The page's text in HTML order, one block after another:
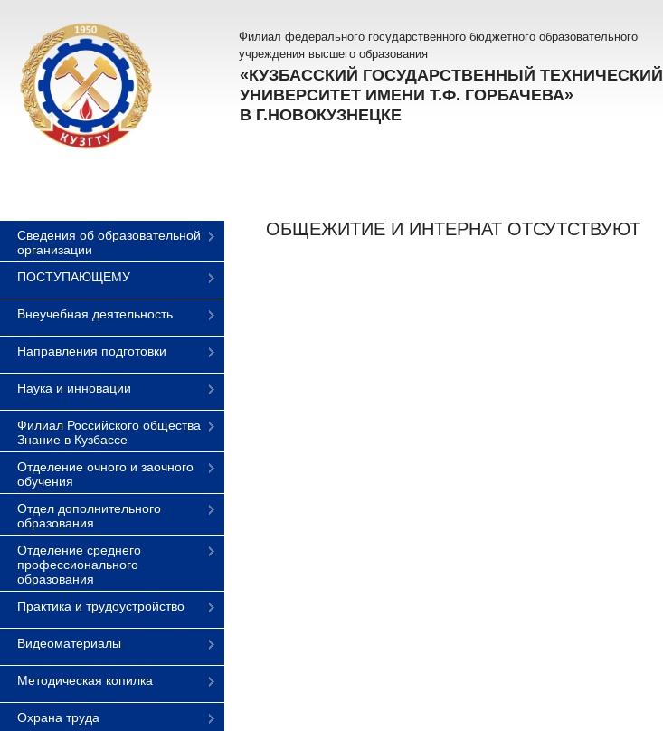
Филиал федерального государственного бюджетного образовательного
учреждения высшего образования
«КУЗБАССКИЙ ГОСУДАРСТВЕННЫЙ ТЕХНИЧЕСКИЙ
УНИВЕРСИТЕТ ИМЕНИ Т.Ф. ГОРБАЧЕВА»
В Г.НОВОКУЗНЕЦКЕ
Сведения об образовательной
организации
ПОСТУПАЮЩЕМУ
Внеучебная деятельность
Направления подготовки
Наука и инновации
Филиал Российского общества
Знание в Кузбассе
Отделение очного и заочного
обучения
Отдел дополнительного
образования
Отделение среднего
профессионального
образования
Практика и трудоустройство
Видеоматериалы
Методическая копилка
Охрана труда
ОБЩЕЖИТИЕ И ИНТЕРНАТ ОТСУТСТВУЮТ